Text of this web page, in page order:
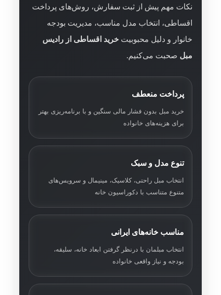
نکات مهم پیش از ثبت سفارش، روش‌های پرداخت
اقساطی، انتخاب مدل مناسب، مدیریت بودجه
خانوار و دلیل محبوبیت خرید اقساطی از رادیس
مبل صحبت می‌کنیم.
پرداخت منعطف
خرید مبل بدون فشار مالی سنگین و با برنامه‌ریزی بهتر
برای هزینه‌های خانواده
تنوع مدل و سبک
انتخاب مبل راحتی، کلاسیک، مینیمال و سرویس‌های
متنوع متناسب با دکوراسیون خانه
مناسب خانه‌های ایرانی
انتخاب مبلمان با درنظر گرفتن ابعاد خانه، سلیقه،
بودجه و نیاز واقعی خانواده